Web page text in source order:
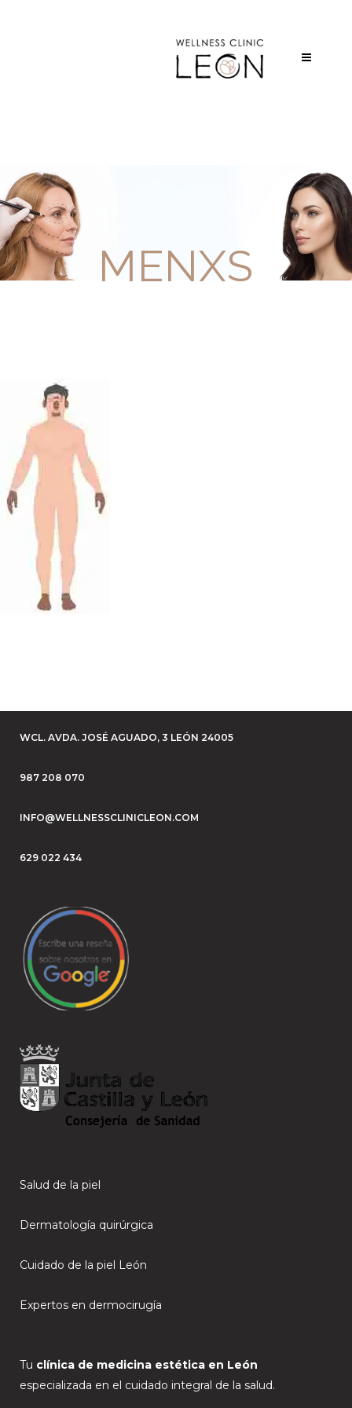
MENXS
WCL. AVDA. JOSÉ AGUADO, 3 LEÓN 24005
987 208 070
INFO@WELLNESSCLINICLEON.COM
629 022 434
Salud de la piel
Dermatología quirúrgica
Cuidado de la piel León
Expertos en dermocirugía
Tu clínica de medicina estética en León
especializada en el cuidado integral de la salud.